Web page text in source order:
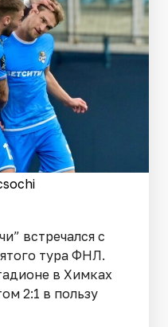
встречался с
тура ФНЛ.
в Химках
2:1 в пользу